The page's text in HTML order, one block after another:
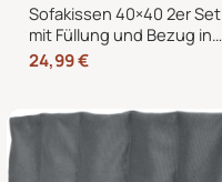
Sofakissen 40×40 2er Set
mit Füllung und Bezug in
edler Cord-Optik –
Dekokissen für Sofa,
24,99€